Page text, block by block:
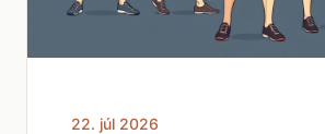
22. júl 2026